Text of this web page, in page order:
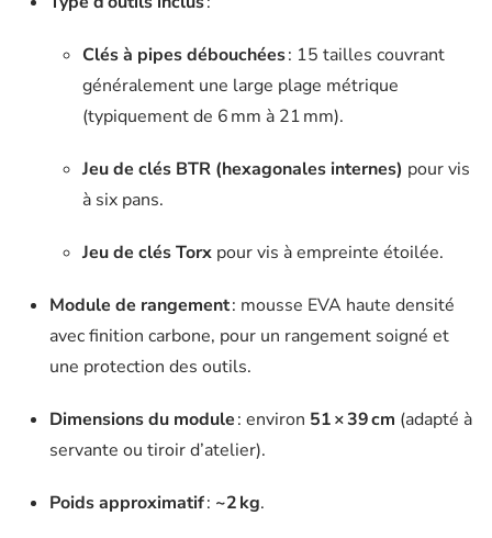
Clés à pipes débouchées: 15 tailles couvrant
généralement une large plage métrique
(typiquement de 6 mm à 21 mm).
Jeu de clés BTR (hexagonales internes) pour vis
à six pans.
Jeu de clés Torx pour vis à empreinte étoilée.
Module de rangement: mousse EVA haute densité
avec finition carbone, pour un rangement soigné et
une protection des outils.
Dimensions du module: environ 51 × 39 cm (adapté à
servante ou tiroir d’atelier).
Poids approximatif: ~2 kg.